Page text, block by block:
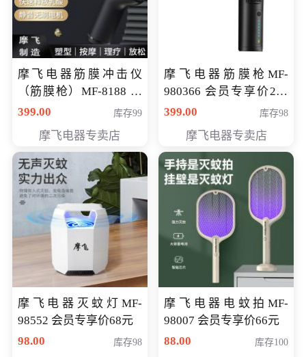
摩飞电器筋膜冲击仪
（筋膜枪）MF-8188 会
员专享价268元
399.00 库存99
摩飞电器专卖店
摩飞电器筋膜枪MF-
980366 会员专享价299
元
399.00 库存98
摩飞电器专卖店
摩飞电器灭蚊灯MF-
98552 会员专享价68元
98.00
库存98
摩飞电器电蚊拍MF-
98007 会员专享价66元
88.00
库存100